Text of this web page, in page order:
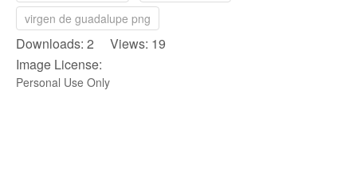
virgen de guadalupe png
Downloads: 2 Views: 19
Image License:
Personal Use Only